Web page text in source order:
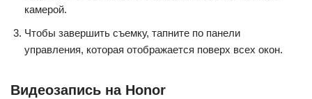
камерой.
Чтобы завершить съемку, тапните по панели
управления, которая отображается поверх всех окон.
Видеозапись на Honor